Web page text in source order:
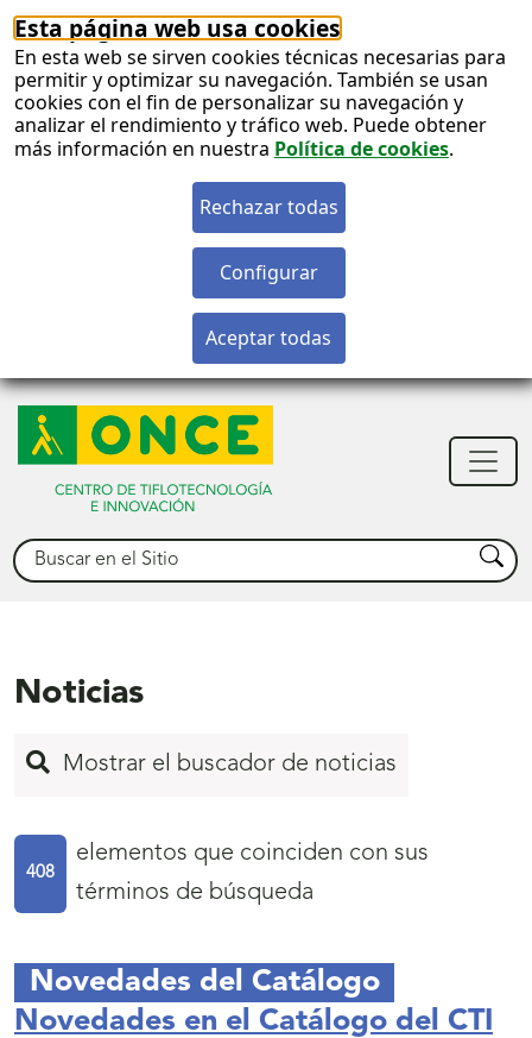
Esta página web usa cookies
En esta web se sirven cookies técnicas necesarias para
permitir y optimizar su navegación. También se usan
cookies con el fin de personalizar su navegación y
analizar el rendimiento y tráfico web. Puede obtener
más información en nuestra Política de cookies.
Buscar Buscar
Noticias
Mostrar el buscador de noticias
408
elementos que coinciden con sus
términos de búsqueda
Inicio
de
Novedades del Catálogo
Novedades en el Catálogo del CTI